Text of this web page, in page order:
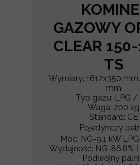
GAZOWY
CLEAR
TS
Wymiary: 1612x350
mm
Typ gazu: LPG /
Waga: 200 kg
Standard: CE
Pojedynczy
Moc: NG-9,1 kW
Wydajność: NG-86,8%
Podwójny